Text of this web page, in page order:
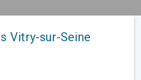
Vitry-sur-Seine